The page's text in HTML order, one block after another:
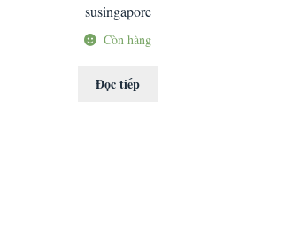
susingapore
Còn hàng
Đọc tiếp